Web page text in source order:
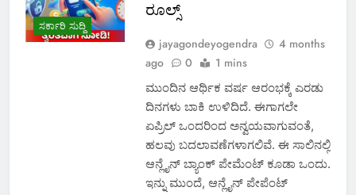
ಸರ್ಕಾರಿ ಸುದ್ದಿ
ರೂಲ್ಸ್
jayagondeyogendra
4 months
ago
0 1 mins
ಮುಂದಿನ ಆರ್ಥಿಕ ವರ್ಷ ಆರಂಭಕ್ಕೆ ಎರಡು
ದಿನಗಳು ಬಾಕಿ ಉಳಿದಿದೆ. ಈಗಾಗಲೇ
ಏಪ್ರಿಲ್ ಒಂದರಿಂದ ಅನ್ವಯವಾಗುವಂತೆ,
ಹಲವು ಬದಲಾವಣೆಗಳಾಗಲಿವೆ. ಈ ಸಾಲಿನಲ್ಲಿ
ಆನ್ಲೈನ್ ಬ್ಯಾಂಕ್ ಪೇಮೆಂಟ್ ಕೂಡಾ ಒಂದು.
ಇನ್ನು ಮುಂದೆ, ಆನ್ಲೈನ್ ಪೇಪೆಂಟ್